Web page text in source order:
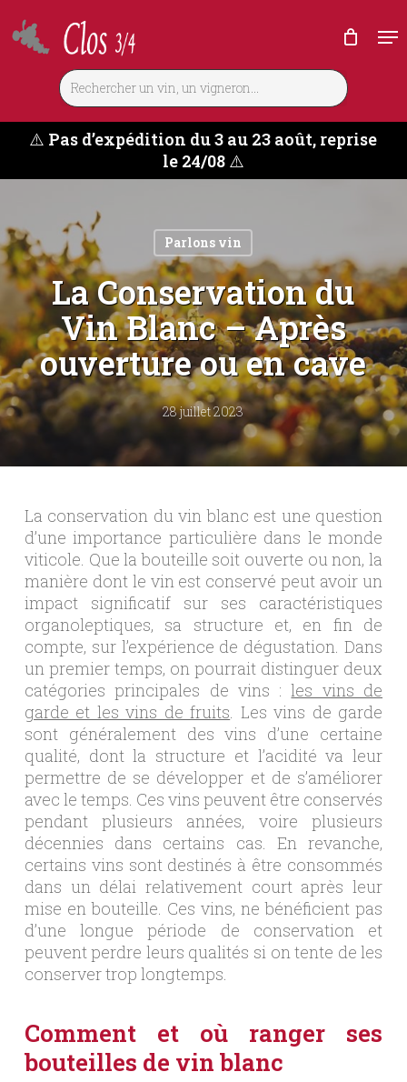
to
main
⚠️ Pas d’expédition du 3 au 23 août, reprise
le 24/08⚠️
Parlons vin
La Conservation du
Vin Blanc – Après
ouverture ou en cave
28 juillet 2023
La conservation du vin blanc est une question
d’une importance particulière dans le monde
viticole. Que la bouteille soit ouverte ou non, la
manière dont le vin est conservé peut avoir un
impact significatif sur ses caractéristiques
organoleptiques, sa structure et, en fin de
compte, sur l’expérience de dégustation. Dans
un premier temps, on pourrait distinguer deux
catégories principales de vins :les vins de
garde et les vins de fruits. Les vins de garde
sont généralement des vins d’une certaine
qualité, dont la structure et l’acidité va leur
permettre de se développer et de s’améliorer
avec le temps. Ces vins peuvent être conservés
pendant plusieurs années, voire plusieurs
décennies dans certains cas. En revanche,
certains vins sont destinés à être consommés
dans un délai relativement court après leur
mise en bouteille. Ces vins, ne bénéficient pas
d’une longue période de conservation et
peuvent perdre leurs qualités si on tente de les
conserver trop longtemps.
Comment et où ranger ses
bouteilles de vin blanc